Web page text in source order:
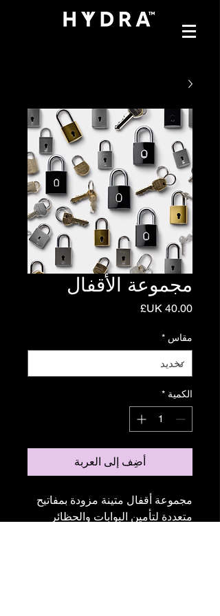
مجموعة الأقفال
السعر
مقاس *
الكمية *
أضِف إلى العربة
متعددة لتأمين البوابات والحظائر